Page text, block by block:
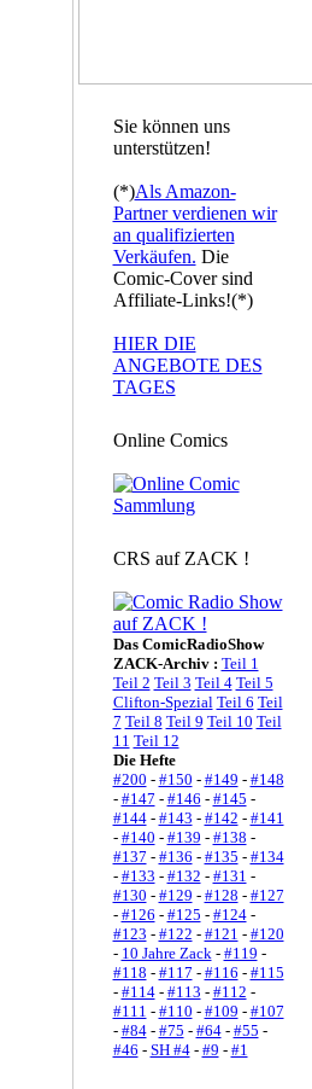
Sie können uns
unterstützen!
(*)Als Amazon-
Partner verdienen wir
an qualifizierten
Verkäufen. Die
Comic-Cover sind
Affiliate-Links!(*)
HIER DIE
ANGEBOTE DES
TAGES
Online Comics
CRS auf ZACK !
Das ComicRadioShow
ZACK-Archiv : Teil 1
Teil 2 Teil 3 Teil 4 Teil 5
Clifton-Spezial Teil 6 Teil
7 Teil 8 Teil 9 Teil 10 Teil
11 Teil 12
Die Hefte
#200 - #150 - #149 - #148
- #147 - #146 - #145 -
#144- #143 - #142 - #141
- #140 - #139 - #138 -
#137 - #136 - #135 - #134
- #133 - #132 - #131 -
#130 - #129 - #128 - #127
- #126 - #125 - #124-
#123 - #122 - #121 - #120
- 10 Jahre Zack- #119 -
#118 - #117 - #116 - #115
- #114- #113 - #112 -
#111 - #110 - #109 - #107
- #84- #75 - #64- #55 -
#46 - SH #4- #9 - #1